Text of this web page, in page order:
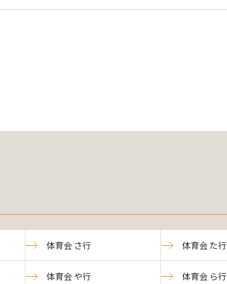
体育会 さ行 体育会 た行
体育会 や行 体育会 ら行